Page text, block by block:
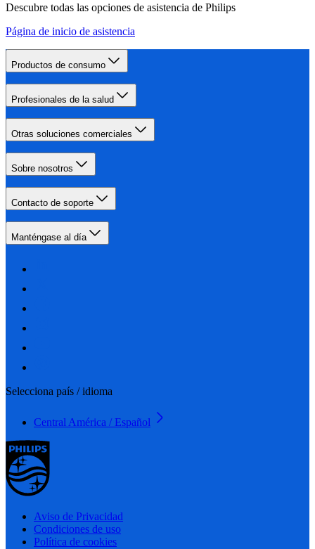
Descubre todas las opciones de asistencia de Philips
Página de inicio de asistencia
Productos de consumo
Profesionales de la salud
Otras soluciones comerciales
Sobre nosotros
Contacto de soporte
Manténgase al día
Selecciona país / idioma
Central América / Español
Aviso de Privacidad
Condiciones de uso
Política de cookies